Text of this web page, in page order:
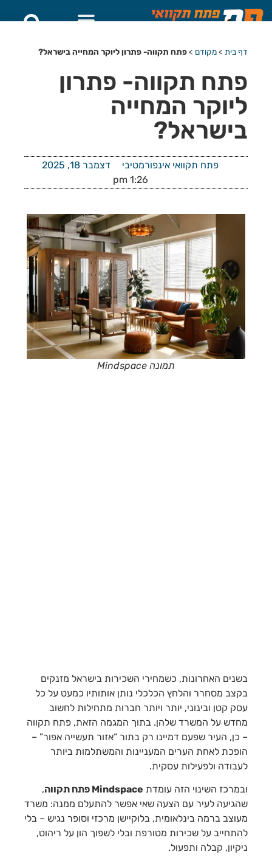
דף בית >מקודם >פתח תקווה- פתרון ליוקר המחייה בישראל?
פתח תקווה- פתרון
ליוקר המחייה
בישראל?
פתח תקוואי אינפורמטיבי
דצמבר 18, 2025
1:26 pm
תמונה Mindspace
בשנים האחרונות, כשמחירי השכירות בישראל מזנקים
בקצב מסחרר והלחץ הכלכלי נותן אותותיו כמעט על כל
עסק קטן ובינוני, יותר ויותר חברות מתחילות לחשוב
מחדש על המשרד שלהן. בתוך המגמה הזאת, פתח תקווה
– כן, העיר שפעם דמיינו רק בתור “אזור תעשייה אפור” –
הופכת לאחת הערים המעניינות והמשתלמות ביותר
לעבודה ולפעילות עסקית.
ובמרכז השינוי הזה עומדת Mindspace פתח תקווה
,
שהגיעה לעיר עם הצעה שאי אפשר להתעלם ממנה: משרד
מעוצב ברמה בינלאומית, בלוקיישן מרכזי וסופר נגיש – בלי
להתחייב על שכירות מטורפת ובלי לשפוך הון על ריהוט,
ניקיון, קבלה ותפעול.